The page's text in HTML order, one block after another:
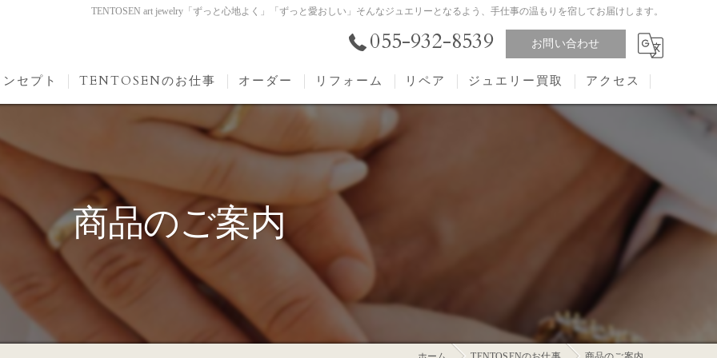
TENTOSEN art jewelry「ずっと心地よく」「ずっと愛おしい」そんなジュエリーとなるよう、手仕事の温もりを宿してお届けします。
055-932-8539 お問い合わせ
セプト TENTOSENのお仕事 オーダー リフォーム リペア ジュエリー買取 アクセス
商品のご案内